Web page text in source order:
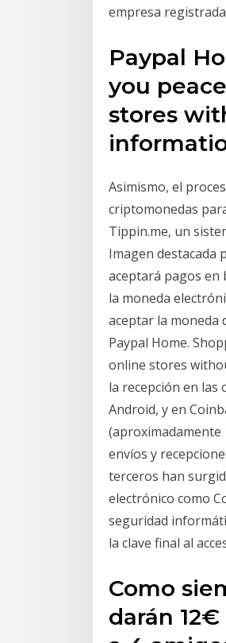
empresa
Paypal
you
stores
Asimismo, el
criptomonedas
Tippin.me, un
Imagen destacada
aceptará pagos en
la moneda
aceptar la moneda
Paypal Home.
online stores
la recepción en las
Android, y en
(aproximadamente
envíos y
terceros han
electrónico como
seguridad
la clave final al
Como
darán